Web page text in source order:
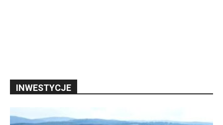
INWESTYCJE